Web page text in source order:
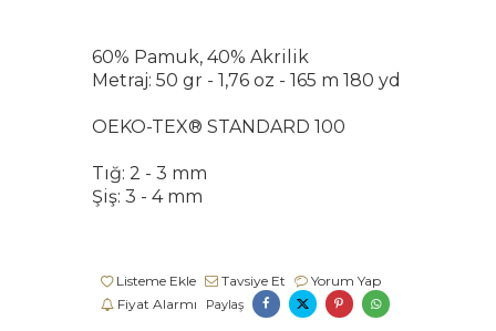
60% Pamuk, 40% Akrilik
Metraj: 50 gr - 1,76 oz - 165 m 180 yd
OEKO-TEX® STANDARD 100
Tığ: 2 - 3 mm
Şiş: 3 - 4 mm
Listeme Ekle Tavsiye Et
Yorum Yap
Fiyat Alarmı
Paylaş